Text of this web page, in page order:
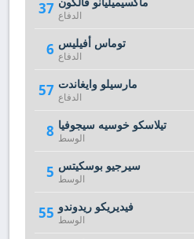
37 الدفاع
6 توماس أفيليس
الدفاع
57 مارسيلو وايغاندت
الدفاع
8 تيلاسكو خوسيه سيجوفيا
الوسط
5 سيرجيو بوسكيتس
الوسط
55 فيديريكو ريدوندو
الوسط